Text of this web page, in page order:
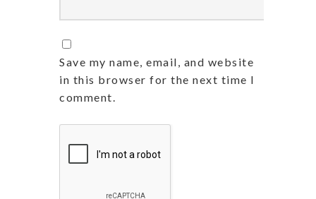
Save my name, email, and website
in this browser for the next time I
comment.